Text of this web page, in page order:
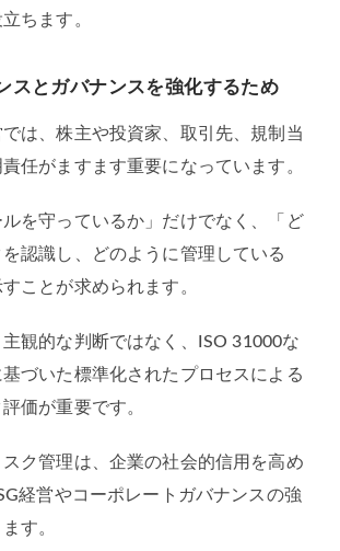
ちます。
スとガバナンスを強化するため
は、株主や投資家、取引先、規制当
任がますます重要になっています。
を守っているか」だけでなく、「ど
認識し、どのように管理している
ことが求められます。
観的な判断ではなく、ISO 31000な
づいた標準化されたプロセスによる
価が重要です。
ク管理は、企業の社会的信用を高め
経営やコーポレートガバナンスの強
す。